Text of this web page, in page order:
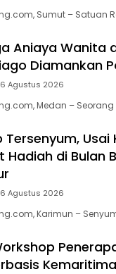
Sumut – Satuan
Aniaya Wanita
Diamankan
6 Agustus 2026
Medan –
Tersenyum,
Hadiah di Bulan
6 Agustus 2026
Karimun –